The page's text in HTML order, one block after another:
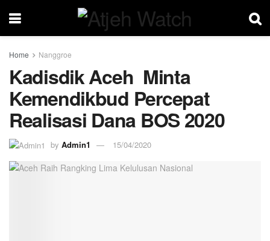
Home Nanggroe
Kadisdik Aceh Minta
Kemendikbud Percepat
Realisasi Dana BOS 2020
by Admin1 15/04/2020